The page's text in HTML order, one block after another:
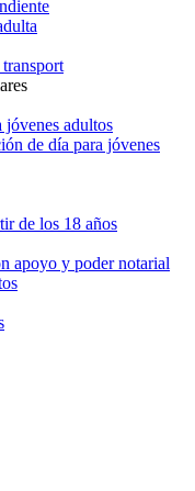
jóvenes adultos
de día para jóvenes
de los 18 años
apoyo y poder notarial